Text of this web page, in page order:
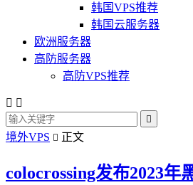
韩国VPS推荐
韩国云服务器
欧洲服务器
高防服务器
高防VPS推荐
 

境外VPS  正文
colocrossing发布2023年